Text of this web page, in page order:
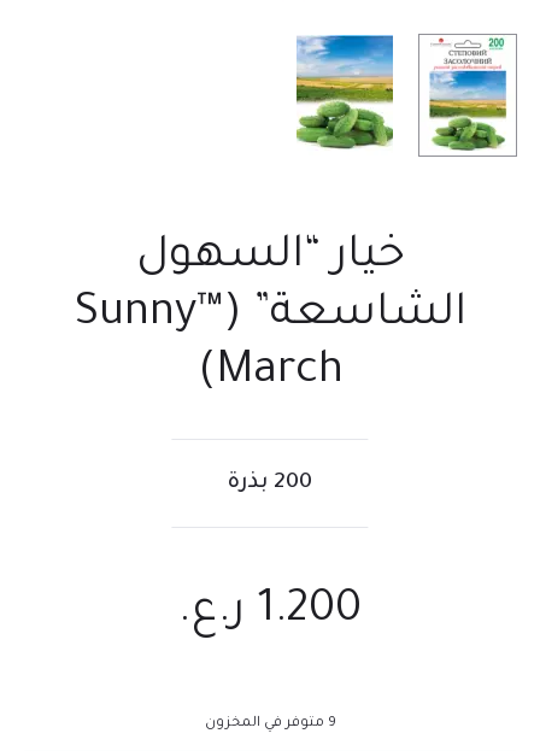
خيار “السهول
الشاسعة” (™Sunny
March)
200 بذرة
1.200 ر.ع.
9 متوفر في المخزون